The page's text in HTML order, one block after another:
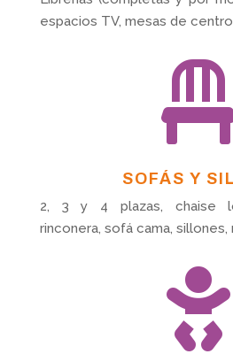
espacios TV, mesas de
SOFÁS Y
2, 3 y 4 plazas, chaise
rinconera, sofá cama,
